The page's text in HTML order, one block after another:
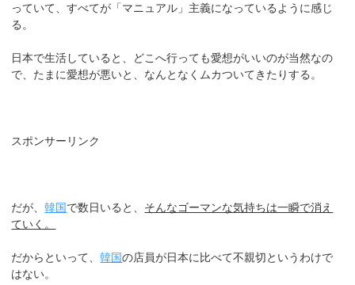
っていて、すべてが「マニュアル」主義になっているように感じ
る。
日本で生活していると、どこへ行っても愛想がいいのが当然なの
で、たまに愛想が悪いと、なんとなくムカついてきたりする。
スポンサーリンク
だが、韓国で数日いると、 そんなゴーマンな気持ちは一瞬で消え
ていく。
だからといって、韓国の店員が日本に比べて不親切というわけで
はない。